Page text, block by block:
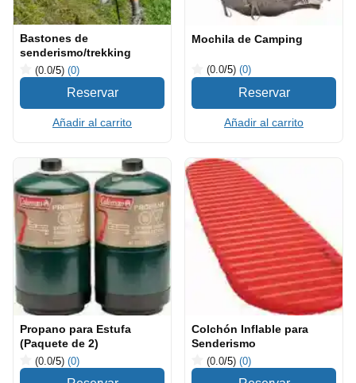
Bastones de
senderismo/trekking
(0.0/5) (0)
Añadir al carrito
Mochila de Camping
(0.0/5) (0)
Añadir al carrito
Propano para Estufa
(Paquete de 2)
(0.0/5) (0)
Colchón Inflable para
Senderismo
(0.0/5) (0)